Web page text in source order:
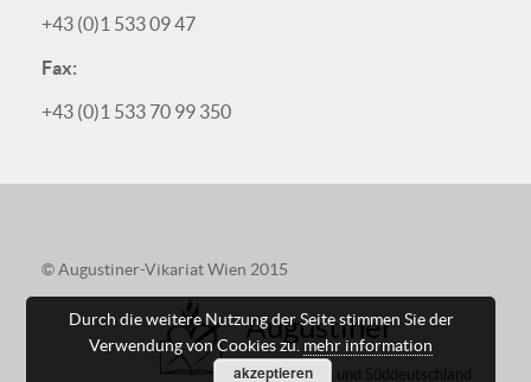
+43 (0)1 533 09 47
Fax:
+43 (0)1 533 70 99 350
© Augustiner-Vikariat Wien 2015
Augustiner
in Österreich und Süddeutschland
Durch die weitere Nutzung der Seite stimmen Sie der
Verwendung von Cookies zu. mehr information
akzeptieren